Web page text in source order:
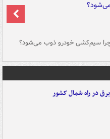
سیم‌کشی خودرو ذوب می‌شود؟
در راه شمال کشور